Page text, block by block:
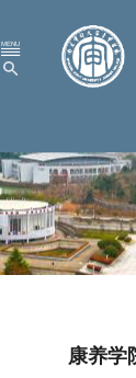
学校概况
机构设置
人才培养
招生就业
康养学